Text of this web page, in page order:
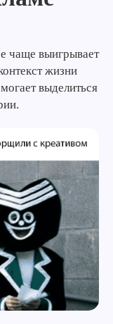
чаще выигрывает
жизни
выделиться